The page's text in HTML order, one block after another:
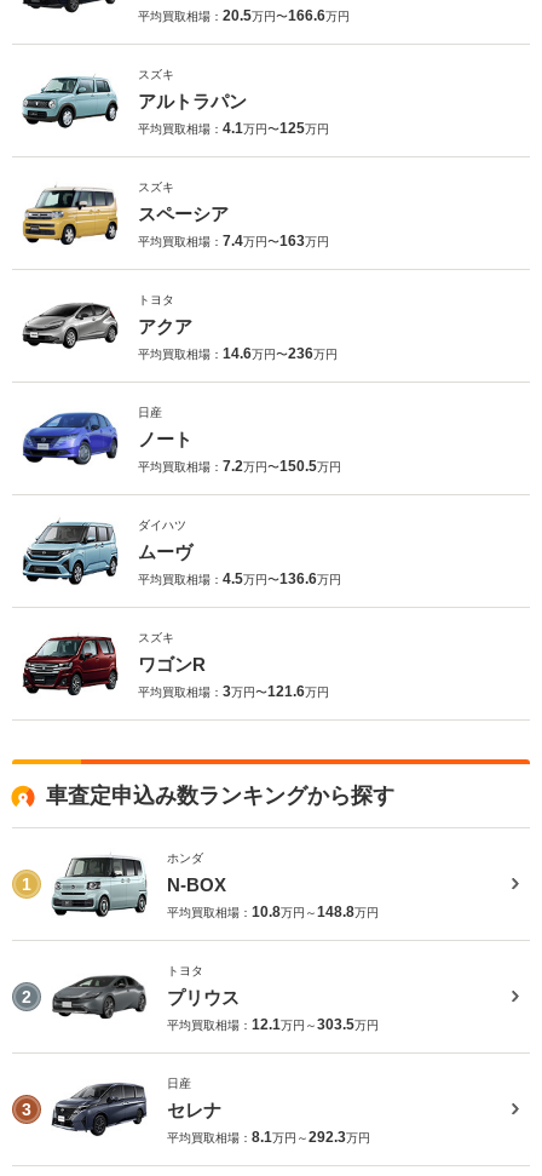
平均買取相場： 20.5万円〜166.6万円
スズキ
アルトラパン
平均買取相場： 4.1万円〜125万円
スズキ
スペーシア
平均買取相場： 7.4万円〜163万円
トヨタ
アクア
平均買取相場： 14.6万円〜236万円
日産
ノート
平均買取相場： 7.2万円〜150.5万円
ダイハツ
ムーヴ
平均買取相場： 4.5万円〜136.6万円
スズキ
ワゴンR
平均買取相場： 3万円〜121.6万円
車査定申込み数ランキングから探す
1
ホンダ
N-BOX
平均買取相場： 10.8万円～148.8万円
2
トヨタ
プリウス
平均買取相場： 12.1万円～303.5万円
3
日産
セレナ
平均買取相場： 8.1万円～292.3万円